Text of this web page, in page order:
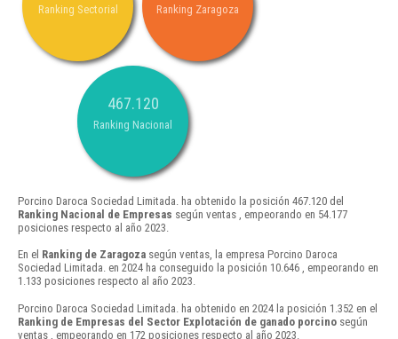
Ranking Sectorial Ranking Zaragoza
467.120
Ranking Nacional
Porcino Daroca Sociedad Limitada. ha obtenido la posición 467.120 del
Ranking Nacional de Empresas según ventas , empeorando en 54.177
posiciones respecto al año 2023.
En el Ranking de Zaragoza según ventas, la empresa Porcino Daroca
Sociedad Limitada. en 2024 ha conseguido la posición 10.646 , empeorando en
1.133 posiciones respecto al año 2023.
Porcino Daroca Sociedad Limitada. ha obtenido en 2024 la posición 1.352 en el
Ranking de Empresas del Sector Explotación de ganado porcino según
ventas , empeorando en 172 posiciones respecto al año 2023.